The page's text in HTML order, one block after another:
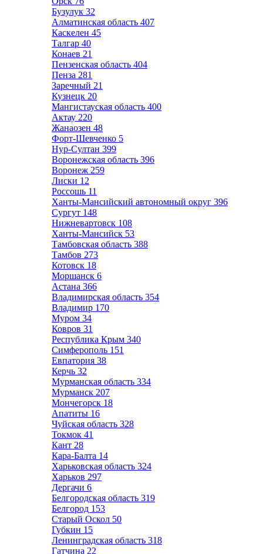
Бузулук 32
Алматинская область 407
Каскелен 45
Талгар 40
Конаев 21
Пензенская область 404
Пенза 281
Заречный 21
Кузнецк 20
Мангистауская область 400
Актау 220
Жанаозен 48
Форт-Шевченко 5
Нур-Султан 399
Воронежская область 396
Воронеж 259
Лиски 12
Россошь 11
Ханты-Мансийский автономный округ 396
Сургут 148
Нижневартовск 108
Ханты-Мансийск 53
Тамбовская область 388
Тамбов 273
Котовск 18
Моршанск 6
Астана 366
Владимирская область 354
Владимир 170
Муром 34
Ковров 31
Республика Крым 340
Симферополь 151
Евпатория 38
Керчь 32
Мурманская область 334
Мурманск 207
Мончегорск 18
Апатиты 16
Чуйская область 328
Токмок 41
Кант 28
Кара-Балта 14
Харьковская область 324
Харьков 297
Дергачи 6
Белгородская область 319
Белгород 153
Старый Оскол 50
Губкин 15
Ленинградская область 318
Гатчина 22